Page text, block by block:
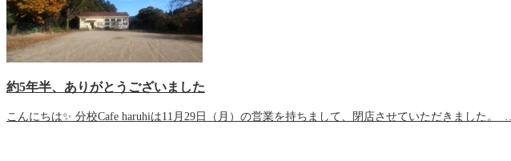
約5年半、ありがとうございました
こんにちは✨ 分校Cafe haruhiは11月29日（月）の営業を持ちまして、閉店させていただきました。 …